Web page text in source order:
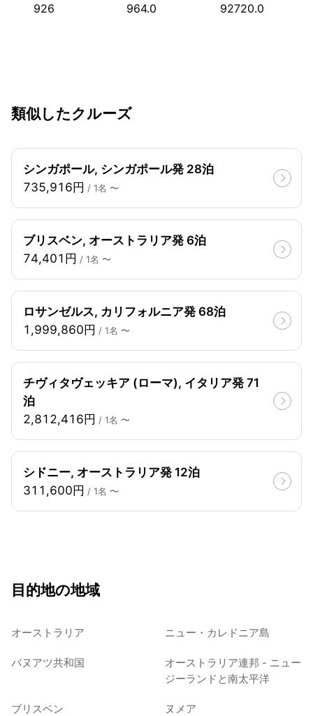
926 964.0 92720.0
類似したクルーズ
シンガポール, シンガポール発 28泊
735,916円 / 1名 〜
ブリスベン, オーストラリア発 6泊
74,401円 / 1名 〜
ロサンゼルス, カリフォルニア発 68泊
1,999,860円 / 1名 〜
チヴィタヴェッキア (ローマ), イタリア発 71
泊
2,812,416円 / 1名 〜
シドニー, オーストラリア発 12泊
311,600円 / 1名 〜
目的地の地域
オーストラリア ニュー・カレドニア島
バヌアツ共和国
オーストラリア連邦 - ニュー
ジーランドと南太平洋
ブリスベン ヌメア